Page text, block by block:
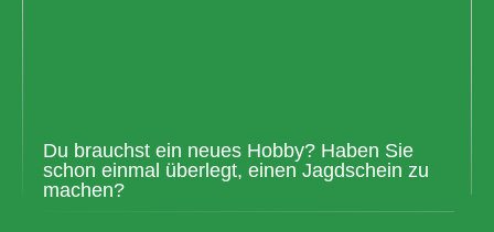
Du brauchst ein neues Hobby? Haben Sie
schon einmal überlegt, einen Jagdschein zu
machen?